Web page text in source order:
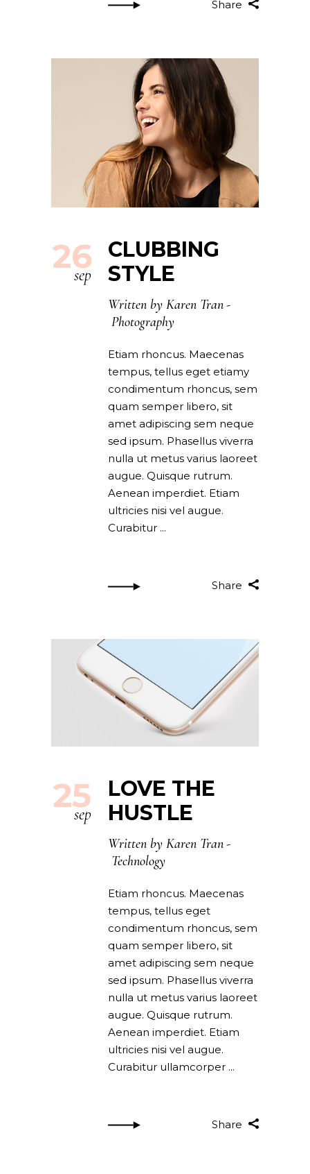
Share
26
sep
CLUBBING
STYLE
Written by Karen Tran
Photography
Etiam rhoncus. Maecenas
tempus, tellus eget etiamy
condimentum rhoncus, sem
quam semper libero, sit
amet adipiscing sem neque
sed ipsum. Phasellus viverra
nulla ut metus varius laoreet
augue. Quisque rutrum.
Aenean imperdiet. Etiam
ultricies nisi vel augue.
Curabitur
Share
25
sep
LOVE THE
HUSTLE
Written by Karen Tran
Technology
Etiam rhoncus. Maecenas
tempus, tellus eget
condimentum rhoncus, sem
quam semper libero, sit
amet adipiscing sem neque
sed ipsum. Phasellus viverra
nulla ut metus varius laoreet
augue. Quisque rutrum.
Aenean imperdiet. Etiam
ultricies nisi vel augue.
Curabitur ullamcorper
Share